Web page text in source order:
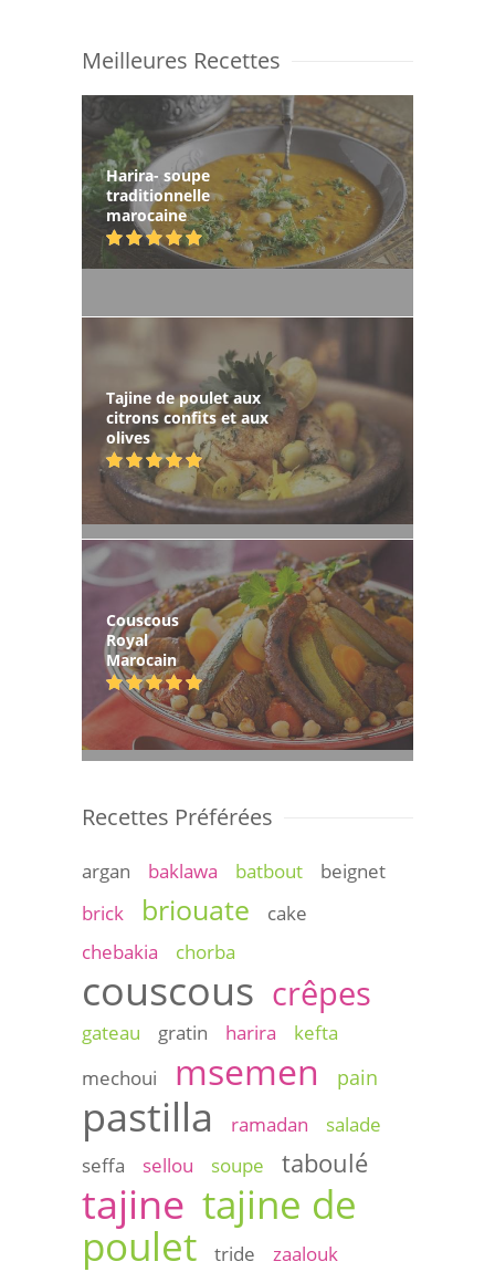
Meilleures Recettes
Harira- soupe
traditionnelle
marocaine
Tajine de poulet aux
citrons confits et aux
olives
Couscous
Royal
Marocain
Recettes Préférées
argan baklawa batbout
beignet
brick
briouate
cake
chebakia
chorba
couscous crêpes
gateau gratin harira
kefta
mechoui
msemen pain
pastilla ramadan
salade
seffa
sellou soupe taboulé
tajine tajine de
poulet
tride
zaalouk